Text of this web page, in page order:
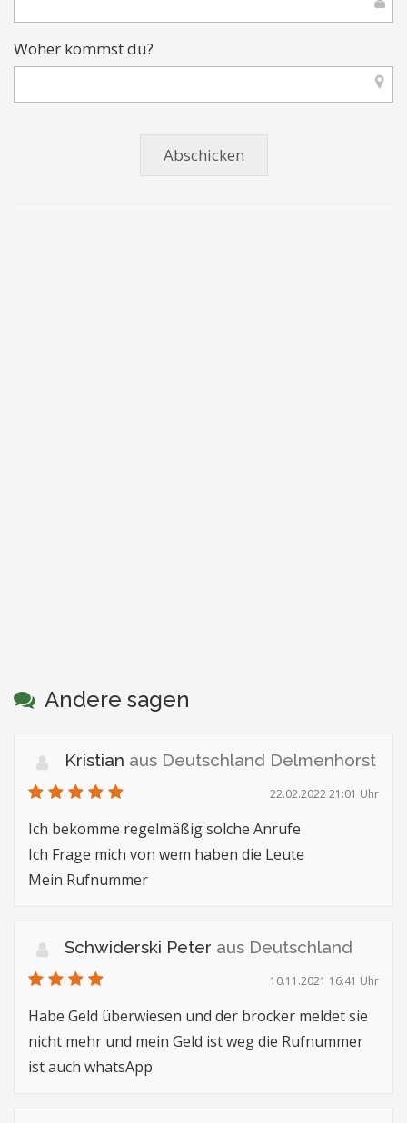
Woher kommst du?
Andere sagen
Kristian aus Deutschland Delmenhorst
22.02.2022 21:01 Uhr
Ich bekomme regelmäßig solche Anrufe
Ich Frage mich von wem haben die Leute
Mein Rufnummer
Schwiderski Peter aus Deutschland
10.11.2021 16:41 Uhr
Habe Geld überwiesen und der brocker meldet sie
nicht mehr und mein Geld ist weg die Rufnummer
ist auch whatsApp